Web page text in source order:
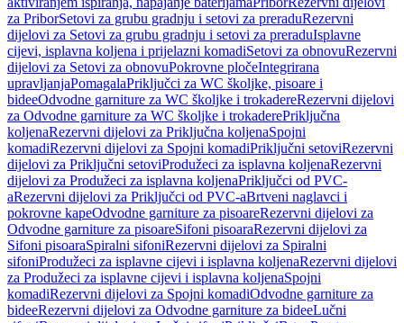
za PriborSetovi za grubu gradnju i setovi za preraduRezervni
dijelovi za Setovi za grubu gradnju i setovi za preraduIsplavne
cijevi, isplavna koljena i prijelazni komadiSetovi za obnovuRezervni
dijelovi za Setovi za obnovuPokrovne pločeIntegrirana
upravljanjaPomagalaPriključci za WC školjke, pisoare i
bideeOdvodne garniture za WC školjke i trokadereRezervni dijelovi
za Odvodne garniture za WC školjke i trokaderePriključna
koljenaRezervni dijelovi za Priključna koljenaSpojni
komadiRezervni dijelovi za Spojni komadiPriključni setoviRezervni
dijelovi za Priključni setoviProdužeci za isplavna koljenaRezervni
dijelovi za Produžeci za isplavna koljenaPriključci od PVC-
aRezervni dijelovi za Priključci od PVC-aBrtveni naglavci i
pokrovne kapeOdvodne garniture za pisoareRezervni dijelovi za
Odvodne garniture za pisoareSifoni pisoaraRezervni dijelovi za
Sifoni pisoaraSpiralni sifoniRezervni dijelovi za Spiralni
sifoniProdužeci za isplavne cijevi i isplavna koljenaRezervni dijelovi
za Produžeci za isplavne cijevi i isplavna koljenaSpojni
komadiRezervni dijelovi za Spojni komadiOdvodne garniture za
bideeRezervni dijelovi za Odvodne garniture za bideeLučni